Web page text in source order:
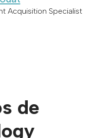
Acquisition Specialist
de